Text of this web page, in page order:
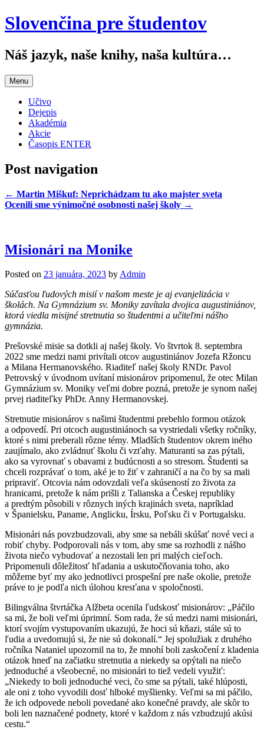
Slovenčina pre študentov
Náš jazyk, naše knihy, naša kultúra…
Menu
Učivo
Dejepis
Akadémia
Akcie
Časopis ENTER
Post navigation
← Martin Miškuf: Neprichádzam tu ako majster sveta
Ocenili sme výnimočné osobnosti našej školy →
Misionári na Monike
Posted on 23 januára, 2023 byAdmin
Súčasťou ľudových misií v našom meste je aj evanjelizácia v
školách. Na Gymnázium sv. Moniky zavítala dvojica augustiniánov,
ktorá viedla misijné stretnutia so študentmi a učiteľmi nášho
gymnázia.
Prešovské misie sa dotkli aj našej školy. Vo štvrtok 8. septembra
2022 sme medzi nami privítali otcov augustiniánov Jozefa Ržoncu
a Milana Hermanovského. Riaditeľ našej školy RNDr. Pavol
Petrovský v úvodnom uvítaní misionárov pripomenul, že otec Milan
Gymnázium sv. Moniky veľmi dobre pozná, pretože je synom našej
prvej riaditeľky PhDr. Anny Hermanovskej.
Stretnutie misionárov s našimi študentmi prebehlo formou otázok
a odpovedí. Pri otcoch augustiniánoch sa vystriedali všetky ročníky,
ktoré s nimi preberali rôzne témy. Mladších študentov okrem iného
zaujímalo, ako zvládnuť školu či vzťahy. Maturanti sa zas pýtali,
ako sa vyrovnať s obavami z budúcnosti a so stresom. Študenti sa
chceli rozprávať o tom, aké je to žiť v zahraničí a na čo by sa mali
pripraviť. Otcovia nám odovzdali veľa skúseností zo života za
hranicami, pretože k nám prišli z Talianska a Českej republiky
a predtým pôsobili v rôznych iných krajinách sveta, napríklad
v Španielsku, Paname, Anglicku, Írsku, Poľsku či v Portugalsku.
Misionári nás povzbudzovali, aby sme sa nebáli skúšať nové veci a
robiť chyby. Podporovali nás v tom, aby sme sa rozhodli z nášho
života niečo vybudovať a nezostali len pri malých cieľoch.
Pripomenuli dôležitosť hľadania a uskutočňovania toho, ako
môžeme byť my ako jednotlivci prospešní pre naše okolie, pretože
práve to je podľa nich úlohou kresťana v spoločnosti.
Bilingválna štvrtáčka Alžbeta ocenila ľudskosť misionárov: „Páčilo
sa mi, že boli veľmi úprimní. Som rada, že sú medzi nami misionári,
ktorí svojím vystupovaním ukazujú, že hoci sú kňazi, stále sú to
ľudia a uvedomujú si, že nie sú dokonalí.“ Jej spolužiak z druhého
ročníka Nataniel upozornil na to, že mnohí boli zaskočení z kladenia
otázok hneď na začiatku stretnutia a niekedy sa opýtali na niečo
jednoduché a všeobecné, no misionári to tiež vedeli využiť:
„Niekedy to boli jednoduché veci, čo sme sa pýtali, také hlúposti,
ale oni z toho vyvodili dosť hlboké myšlienky. Veľmi sa mi páčilo,
že ich odpovede neboli povedané ako konečné pravdy, ale skôr to
boli len naznačené podnety, ktoré v každom z nás vzbudzujú akúsi
cestu.“